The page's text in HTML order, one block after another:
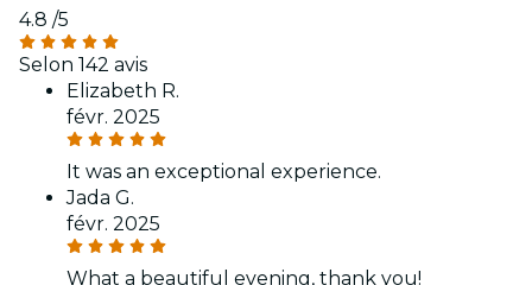
4.8 /5
Selon 142 avis
Elizabeth R.
févr. 2025
It was an exceptional experience.
Jada G.
févr. 2025
What a beautiful evening, thank you!